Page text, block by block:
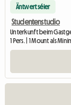
Äntwert séier
Studentenstudio
Unterkunft beim
1 Pers. | 1 Mount als